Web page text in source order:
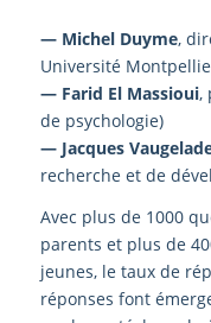
— Michel Duyme,
Université
— Farid El Massioui,
de psychologie)
— Jacques
recherche et de
Avec plus de 1000
parents et plus de
jeunes, le taux de
réponses font